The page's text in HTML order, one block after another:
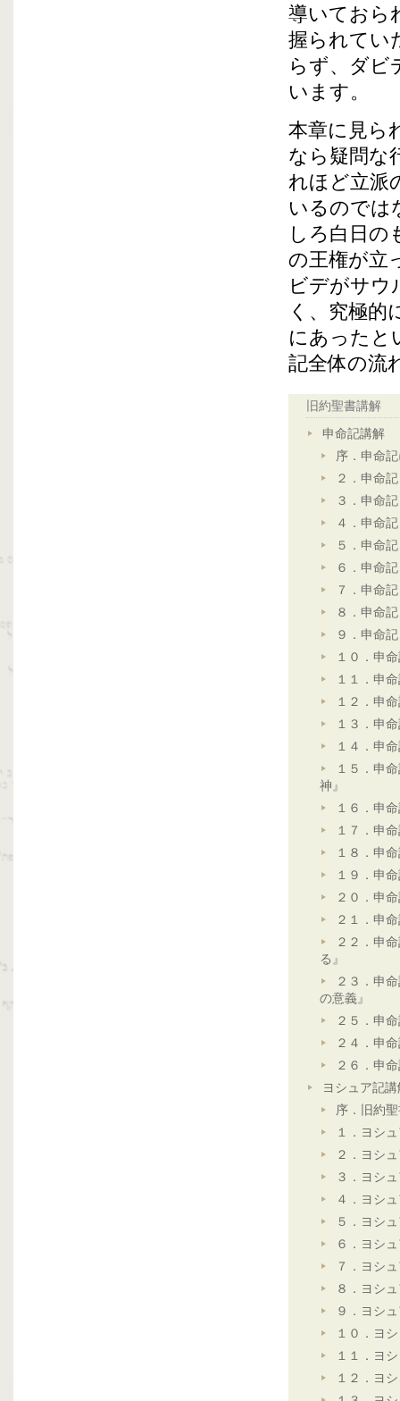
導いておら
握られてい
らず、ダビ
います。
本章に見ら
なら疑問な
れほど立派
いるのでは
しろ白日の
の王権が立
ビデがサウ
く、究極的
にあったと
記全体の流
旧約聖書講解
申命記講解
序．申命
２．申命
３．申命
４．申命
５．申命
６．申命
７．申命
８．申命
９．申命
１０．申
１１．申
１２．申
１３．申
１４．申
１５．申
神』
１６．申
１７．申
１８．申
１９．申
２０．申
２１．申
２２．申
る』
２３．申
の意義』
２５．申
２４．申
２６．申
ヨシュア記講
序．旧約
１．ヨシ
２．ヨシ
３．ヨシ
４．ヨシ
５．ヨシ
６．ヨシ
７．ヨシ
８．ヨシ
９．ヨシ
１０．ヨ
１１．ヨ
１２．ヨ